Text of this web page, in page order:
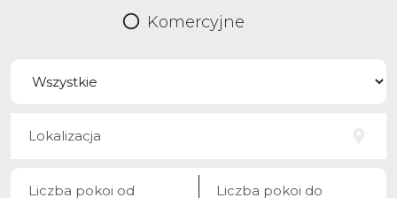
Komercyjne